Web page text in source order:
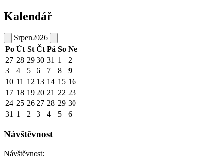
Kalendář
Srpen2026
Po Út St Čt Pá So Ne
27 28 29 30 31 1
2
3
4 5 6 7 8
9
10 11 12 13 14 15 16
17 18 19 20 21 22 23
24 25 26 27 28 29 30
31 1 2 3 4 5 6
Návštěvnost
Návštěvnost: